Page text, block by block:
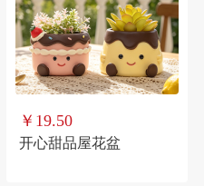
￥19.50
开心甜品屋花盆